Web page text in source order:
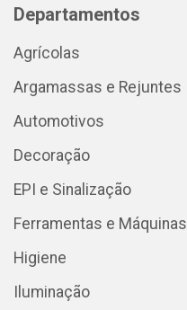
Departamentos
Agrícolas
Argamassas e Rejuntes
Automotivos
Decoração
EPI e Sinalização
Ferramentas e Máquinas
Higiene
Iluminação